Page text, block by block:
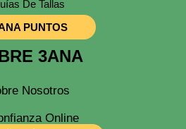
De Tallas
PUNTOS
3ANA
Nosotros